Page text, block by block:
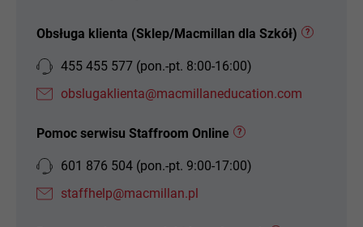
Obsługa klienta (Sklep/Macmillan dla Szkół) ?
455 455 577 (pon.-pt. 8:00-16:00)
obslugaklienta@macmillaneducation.com
Pomoc serwisu Staffroom Online ?
601 876 504 (pon.-pt. 9:00-17:00)
staffhelp@macmillan.pl